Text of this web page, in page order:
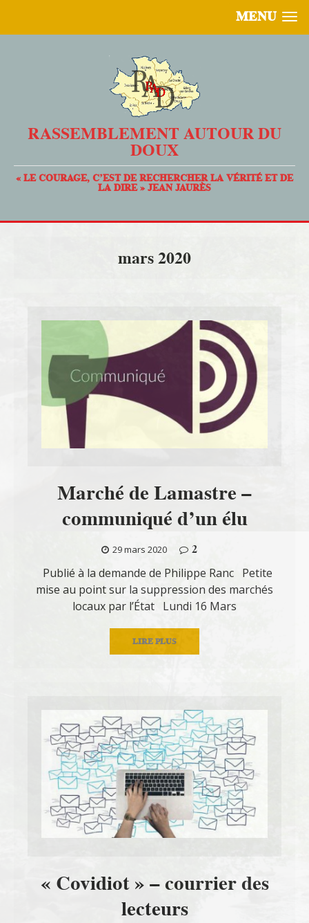
MENU
RASSEMBLEMENT AUTOUR DU
DOUX
« LE COURAGE, C’EST DE RECHERCHER LA VÉRITÉ ET DE
LA DIRE » JEAN JAURÈS
mars 2020
Marché de Lamastre –
communiqué d’un élu
29 mars 2020
2
Publié à la demande de Philippe Ranc Petite
mise au point sur la suppression des marchés
locaux par l’État Lundi 16 Mars
LIRE PLUS
« Covidiot » – courrier des
lecteurs